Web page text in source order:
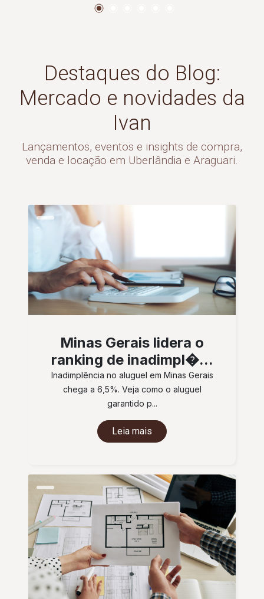
Destaques do Blog:
Mercado e novidades da
Ivan
Lançamentos, eventos e insights de compra,
venda e locação em Uberlândia e Araguari.
Minas Gerais lidera o
ranking de inadimpl�...
Inadimplência no aluguel em Minas Gerais
chega a 6,5%. Veja como o aluguel
garantido p...
Leia mais